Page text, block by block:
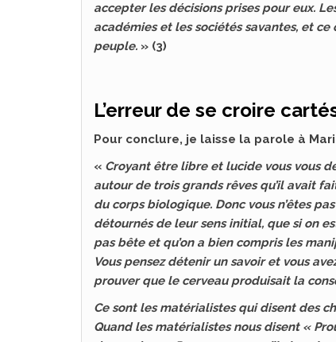
accepter les décisions prises pour eux.
académies et les sociétés savantes, et
peuple. » (3)
L’erreur de se croire
Pour conclure, je laisse la parole à
« Croyant être libre et lucide vous vous
autour de trois grands rêves qu’il avait
du corps biologique. Donc vous n’êtes
détournés de leur sens initial, que si on
pas bête et qu’on a bien compris les
Vous pensez détenir un savoir et vous
prouver que le cerveau produisait la
Ce sont les matérialistes qui disent des
Quand les matérialistes nous disent «